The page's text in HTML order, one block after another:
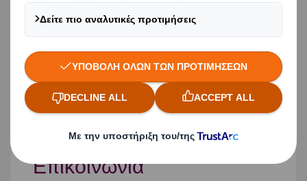
Μάθετε περισσότερα για τις λύσεις
συσκευασίας μας.
ΠΕΡΙΣΣΟΤΕΡΑ
Επικοινωνία